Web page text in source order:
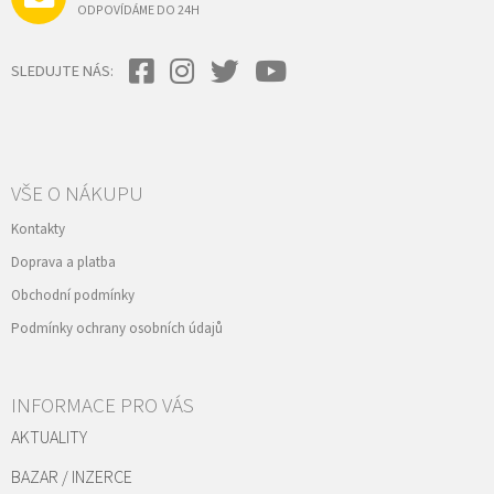
ODPOVÍDÁME DO 24H
SLEDUJTE NÁS:
VŠE O NÁKUPU
Kontakty
Doprava a platba
Obchodní podmínky
Podmínky ochrany osobních údajů
INFORMACE PRO VÁS
AKTUALITY
BAZAR / INZERCE